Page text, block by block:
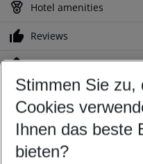
Hotel amenities
Reviews
Location
Customize your offer
Find the perfect deal
Your departure airport
Any airport
Stimmen Sie zu,
Cookies
Ihnen das beste
bieten?